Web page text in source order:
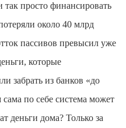
так просто финансировать
около 40 млрд
пассивов превысил уже
которые
забрать из банков «до
по себе система может
деньги дома? Только за